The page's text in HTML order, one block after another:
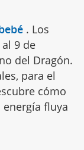
. Los
9 de
del Dragón.
para el
cómo
fluya